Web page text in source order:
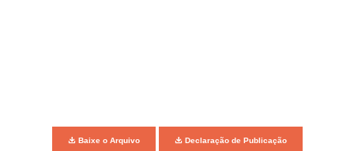
Baixe o Arquivo Declaração de Publicação